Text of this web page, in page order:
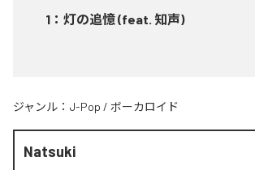
1 ： 灯の追憶 (feat. 知声)
ジャンル： J-Pop / ボーカロイド
Natsuki